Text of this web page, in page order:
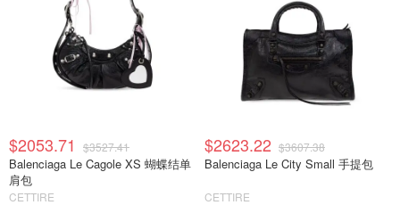
$2053.71 $3527.41
Balenciaga Le Cagole XS 蝴蝶结单
肩包
CETTIRE
$2623.22 $3607.38
Balenciaga Le City Small 手提包
CETTIRE